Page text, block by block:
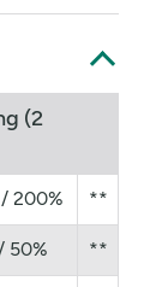
(2
200% **
50% **